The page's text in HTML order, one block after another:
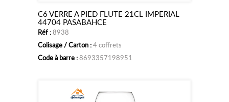
Ajouter
panier
C6 VERRE A PIED FLUTE 21CL IMPERIAL
44704 PASABAHCE
Réf :8938
Colisage / Carton :4 coffrets
Code à barre :8693357198951